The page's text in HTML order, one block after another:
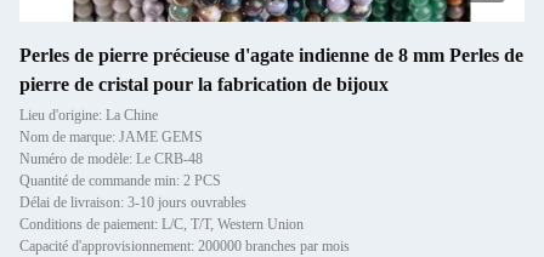
Perles de pierre précieuse d'agate indienne de 8 mm Perles de
pierre de cristal pour la fabrication de bijoux
Lieu d'origine: La Chine
Nom de marque: JAME GEMS
Numéro de modèle: Le CRB-48
Quantité de commande min: 2 PCS
Délai de livraison: 3-10 jours ouvrables
Conditions de paiement: L/C, T/T, Western Union
Capacité d'approvisionnement: 200000 branches par mois